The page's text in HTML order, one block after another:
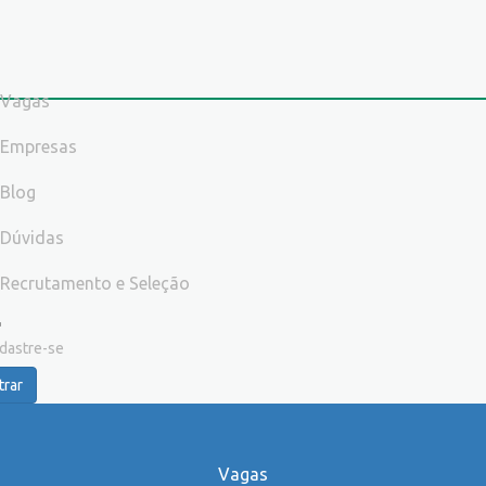
Vagas
Empresas
Blog
Dúvidas
Recrutamento e Seleção
se
Vagas